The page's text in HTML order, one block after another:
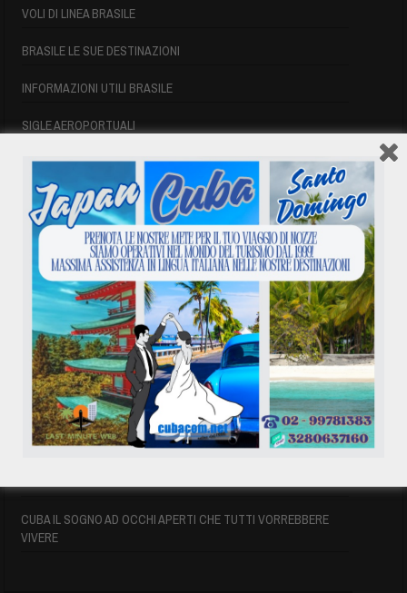
VOLI DI LINEA BRASILE
BRASILE LE SUE DESTINAZIONI
INFORMAZIONI UTILI BRASILE
SIGLE AEROPORTUALI
VOLI CUBA
VOLI CUBA
VOLI CUBA LAST MINUTE
VOLI DI LINEA CUBA
AFFITTO CASE A PLAYA DEL ESTE
ASSICURAZIONE E VISTO CUBA
INFORMAZIONI UTILI
CUBA IL SOGNO AD OCCHI APERTI CHE TUTTI VORREBBERE
VIVERE